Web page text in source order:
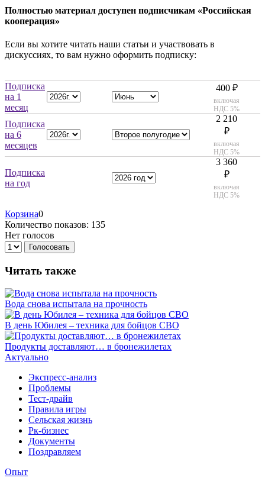
Полностью материал доступен подписчикам «Российская
кооперация»
Если вы хотите читать наши статьи и участвовать в
дискуссиях, то вам нужно оформить подписку:
Подписка
на 1
месяц
400 ₽
включая
НДС 5%
Подписка
на 6
месяцев
2 210
₽
включая
НДС 5%
Подписка
на год
3 360
₽
включая
НДС 5%
Корзина0
Количество показов: 135
Нет голосов
Голосовать
Читать также
Вода снова испытала на прочность
В день Юбилея – техника для бойцов СВО
Продукты доставляют… в бронежилетах
Актуально
Экспресс-анализ
Проблемы
Тест-драйв
Правила игры
Сельская жизнь
Рк-бизнес
Документы
Поздравляем
Опыт